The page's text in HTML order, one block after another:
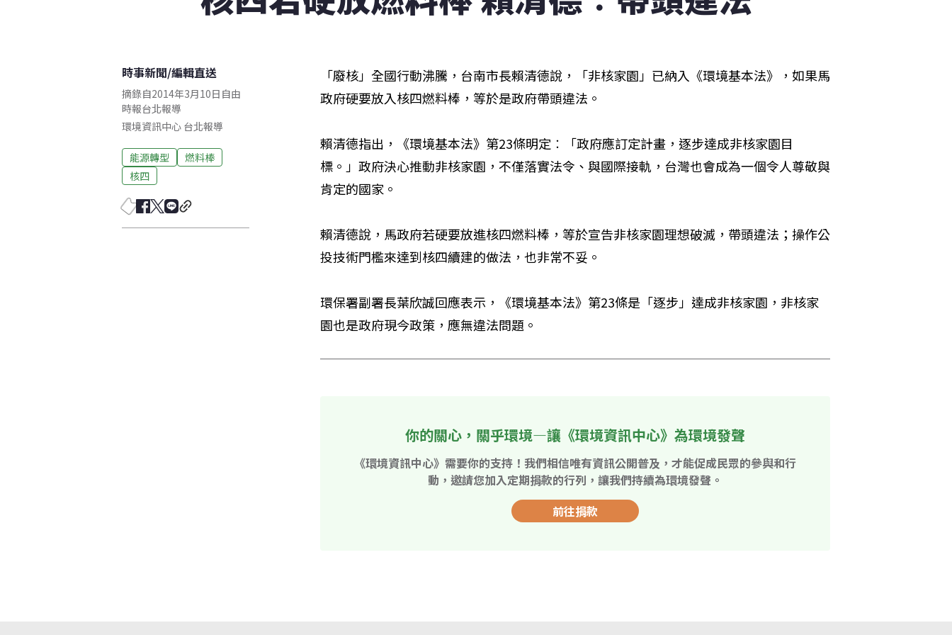
時事新聞/編輯直送
摘錄自2014年3月10日自由
時報台北報導
環境資訊中心 台北報導
能源轉型
燃料棒
核四
「廢核」全國行動沸騰，台南市長賴清德說，「非核家園」已納入《環境基本法》，如果馬
政府硬要放入核四燃料棒，等於是政府帶頭違法。
賴清德指出，《環境基本法》第23條明定︰「政府應訂定計畫，逐步達成非核家園目
標。」政府決心推動非核家園，不僅落實法令、與國際接軌，台灣也會成為一個令人尊敬與
肯定的國家。
賴清德說，馬政府若硬要放進核四燃料棒，等於宣告非核家園理想破滅，帶頭違法；操作公
投技術門檻來達到核四續建的做法，也非常不妥。
環保署副署長葉欣誠回應表示，《環境基本法》第23條是「逐步」達成非核家園，非核家
園也是政府現今政策，應無違法問題。
你的關心，關乎環境—讓《環境資訊中心》為環境發聲
《環境資訊中心》需要你的支持！我們相信唯有資訊公開普及，才能促成民眾的參與和行
動，邀請您加入定期捐款的行列，讓我們持續為環境發聲。
前往捐款